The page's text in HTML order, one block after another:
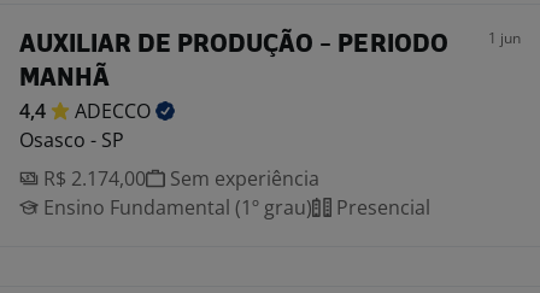
AUXILIAR DE PRODUÇÃO - PERIODO
MANHÃ
1 jun
4,4
ADECCO
Osasco - SP
R$ 2.174,00
Sem experiência
Ensino Fundamental (1º grau)
Presencial